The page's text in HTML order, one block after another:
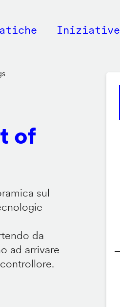
Iniziative
of
sul
da
ad arrivare